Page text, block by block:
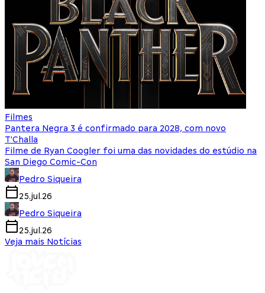
Filmes
Pantera Negra 3 é confirmado para 2028, com novo
T'Challa
Filme de Ryan Coogler foi uma das novidades do estúdio na
San Diego Comic-Con
Pedro Siqueira
25.jul.26
Pedro Siqueira
25.jul.26
Veja mais Notícias